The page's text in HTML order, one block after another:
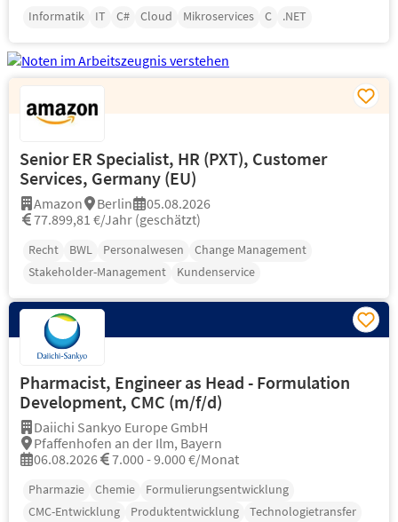
Informatik IT C# Cloud Mikroservices C .NET
Senior ER Specialist, HR (PXT), Customer
Services, Germany (EU)
Amazon Berlin
05.08.2026
77.899,81 €/Jahr (geschätzt)
Recht BWL Personalwesen
Change Management
Stakeholder-Management
Kundenservice
Pharmacist, Engineer as Head - Formulation
Development, CMC (m/f/d)
Daiichi Sankyo Europe GmbH
Pfaffenhofen an der Ilm, Bayern
06.08.2026
7.000 - 9.000 €/Monat
Pharmazie Chemie
Formulierungsentwicklung
CMC-Entwicklung
Produktentwicklung
Technologietransfer